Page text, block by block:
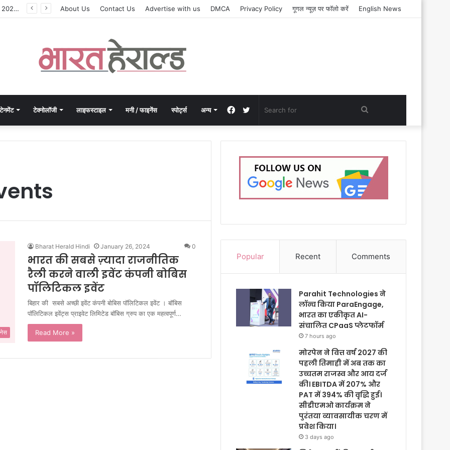
मोरपेन ने वित्त वर्ष 2027 की पहली तिमाही में अब तक का उच्चतम राजस्व और आय दर्ज की। EBITDA में 207% और PAT में 394% की वृद्धि हुई। सीडीएमओ कार्यक्रम ने पुरंतया व्यावसायीक चरण में प्रवेश किया। About Us Contact Us Advertise with us DMCA Privacy Policy गूगल न्यूज़ पर फॉलो करें English News
टेक्नोलॉजी लाइफस्टाइल मनी / फाइनेंस स्पोर्ट्स अन्य
for
Twitter
Facebook
Bharat Herald Hindi January 26, 2024 0
भारत की सबसे ज़्यादा राजनीतिक
रैली करने वाली इवेंट कंपनी बोबिस
पॉलिटिकल इवेंट
बिहार की सबसे अच्छी इवेंट कंपनी बोबिस पॉलिटिकल इवेंट । बॉबिस
पॉलिटिकल इवेंट्स प्राइवेट लिमिटेड बॉबिस ग्रुप का एक महत्वपूर्ण…
Read More »
Popular Recent Comments
Parahit Technologies ने
लॉन्च किया ParaEngage,
भारत का एकीकृत AI-
संचालित CPaaS प्लेटफॉर्म
7 hours ago
मोरपेन ने वित्त वर्ष 2027 की
पहली तिमाही में अब तक का
उच्चतम राजस्व और आय दर्ज
की। EBITDA में 207% और
PAT में 394% की वृद्धि हुई।
सीडीएमओ कार्यक्रम ने
पुरंतया व्यावसायीक चरण में
प्रवेश किया।
3 days ago